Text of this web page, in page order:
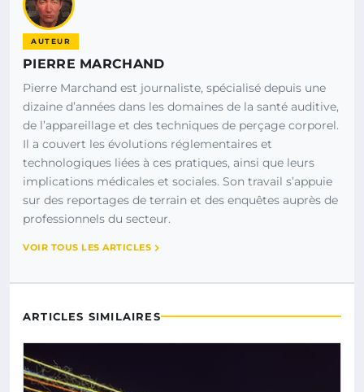
AUTEUR
PIERRE MARCHAND
Pierre Marchand est journaliste, spécialisé depuis une
dizaine d’années dans les domaines de la santé auditive,
de l’appareillage et des techniques de perçage corporel.
Il a couvert les évolutions réglementaires et
technologiques liées à ces pratiques, ainsi que leurs
implications médicales et sociales. Son travail s’appuie
sur des reportages de terrain et des enquêtes auprès de
professionnels du secteur.
VOIR TOUS LES ARTICLES
ARTICLES SIMILAIRES